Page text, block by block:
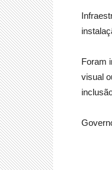
Foram
visual